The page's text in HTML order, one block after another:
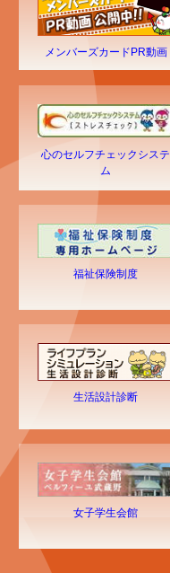
メンバーズカードPR動画
心のセルフチェックシステ
ム
福祉保険制度
生活設計診断
女子学生会館